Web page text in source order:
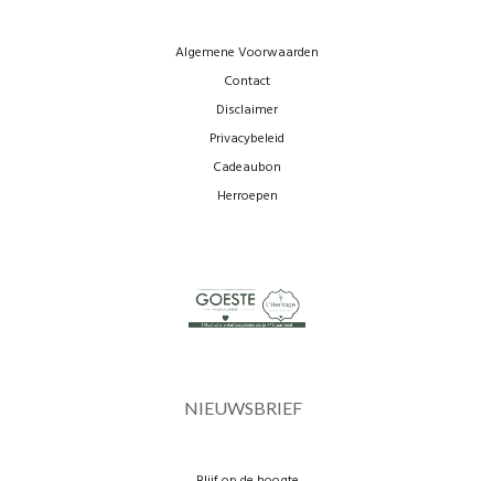
Algemene Voorwaarden
Contact
Disclaimer
Privacybeleid
Cadeaubon
Herroepen
NIEUWSBRIEF